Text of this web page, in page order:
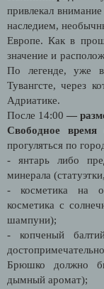
привлекал
наследием,
Европе. Как в
значение и
По легенде, уже в
Тувангсте, через
Адриатике.
После 14:00 —
Свободное
прогуляться по
- янтарь либо
минерала
- косметика на
косметика с
шампуни);
- копченый
Брюшко должно
дымный аромат);